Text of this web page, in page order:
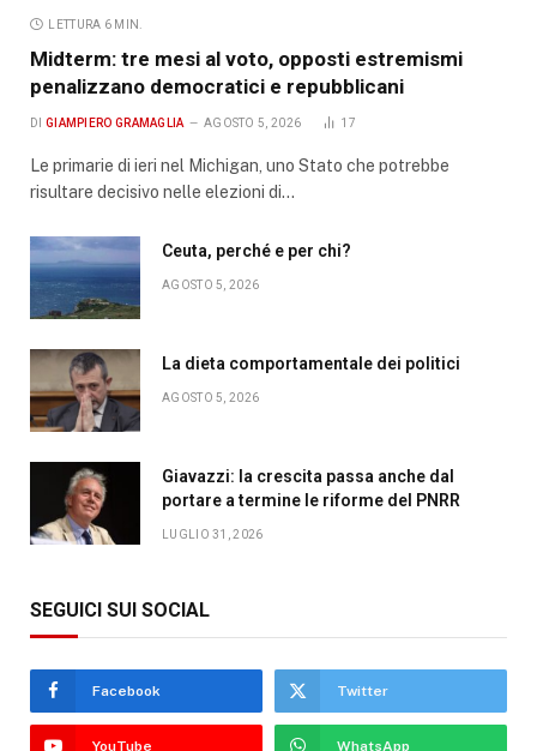
LETTURA 6 MIN.
Midterm: tre mesi al voto, opposti estremismi
penalizzano democratici e repubblicani
DI GIAMPIERO GRAMAGLIA AGOSTO 5, 2026 17
Le primarie di ieri nel Michigan, uno Stato che potrebbe
risultare decisivo nelle elezioni di…
Ceuta, perché e per chi?
AGOSTO 5, 2026
La dieta comportamentale dei politici
AGOSTO 5, 2026
Giavazzi: la crescita passa anche dal
portare a termine le riforme del PNRR
LUGLIO 31, 2026
SEGUICI SUI SOCIAL
Facebook Twitter
YouTube WhatsApp